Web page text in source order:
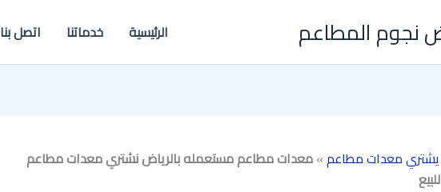
نجوم المطاعم الرئيسية خدماتنا اتصل بنا
يشتري معدات مطاعم»معدات مطاعم مستعمله بالرياض نشتري معدات مطاعم